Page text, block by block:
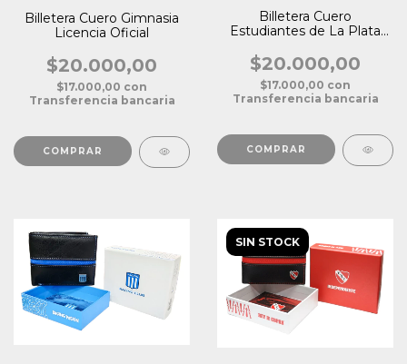
Billetera Cuero Gimnasia
Licencia Oficial
$20.000,00
$17.000,00 con
Transferencia bancaria
Billetera Cuero
Estudiantes de La Plata
$20.000,00
$17.000,00 con
Transferencia bancaria
SIN STOCK